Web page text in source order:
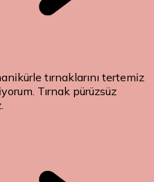
tırnaklarını tertemiz
Tırnak pürüzsüz